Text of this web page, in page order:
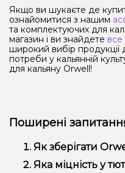
Якщо ви шукаєте де
ознайомитися з нашим
та комплектуючих для
магазин і ви знайдете все
широкий вибір продукції
потреби у кальянній
для кальяну Orwell!
Поширені
Як зберігати
Для правильного
Яка міцність у